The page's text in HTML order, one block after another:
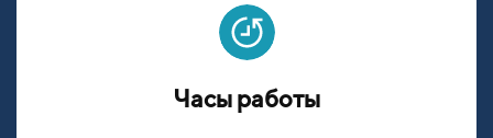
Часы работы